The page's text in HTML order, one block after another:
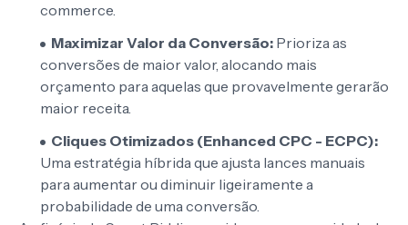
commerce.
Maximizar Valor da Conversão: Prioriza as
conversões de maior valor, alocando mais
orçamento para aquelas que provavelmente gerarão
maior receita.
Cliques Otimizados (Enhanced CPC - ECPC):
Uma estratégia híbrida que ajusta lances manuais
para aumentar ou diminuir ligeiramente a
probabilidade de uma conversão.